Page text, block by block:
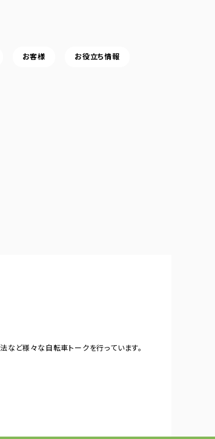
お客様 お役立ち情報
など様々な自転車トークを行っています。